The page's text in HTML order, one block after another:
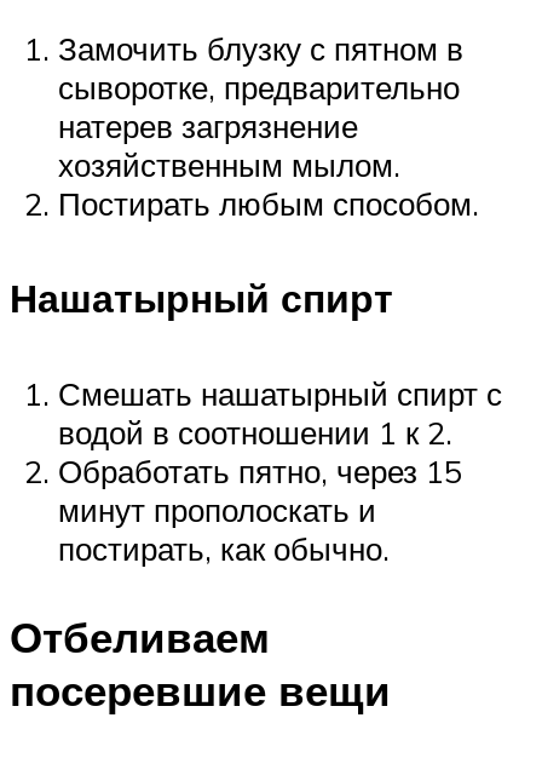
Замочить блузку с пятном в
сыворотке, предварительно
натерев загрязнение
хозяйственным мылом.
Постирать любым способом.
Нашатырный спирт
Смешать нашатырный спирт с
водой в соотношении 1 к 2.
Обработать пятно, через 15
минут прополоскать и
постирать, как обычно.
Отбеливаем
посеревшие вещи